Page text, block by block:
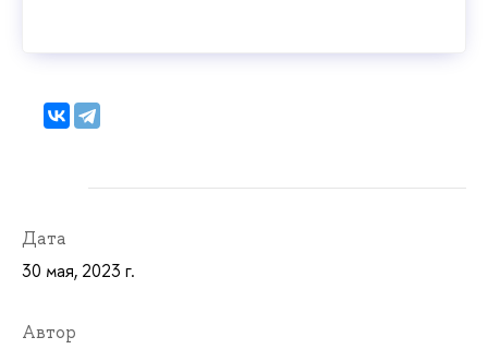
Дата
30 мая, 2023 г.
Автор